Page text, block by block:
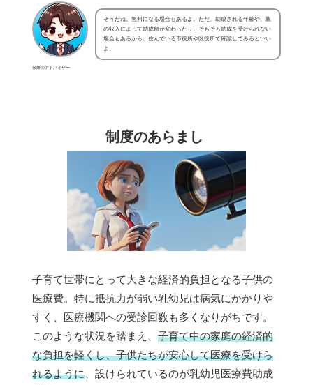
保険のアドバイザー
そうだね。無料になる場合もあるよ。ただ、助成される年齢や、親
の収入によって助成額が変わったり、そもそも助成を受けられない
場合もあるから、住んでいる市役所や区役所で確認してみるといい
よ。
制度のあらまし
子育て世帯にとって大きな経済的負担となる子供の
医療費。特に抵抗力が弱い乳幼児は病気にかかりや
すく、医療機関への受診回数も多くなりがちです。
このような状況を踏まえ、 子育て中の家庭の経済的
な負担を軽くし、子供たちが安心して医療を受けら
れるように 、設けられているのが乳幼児医療費助成